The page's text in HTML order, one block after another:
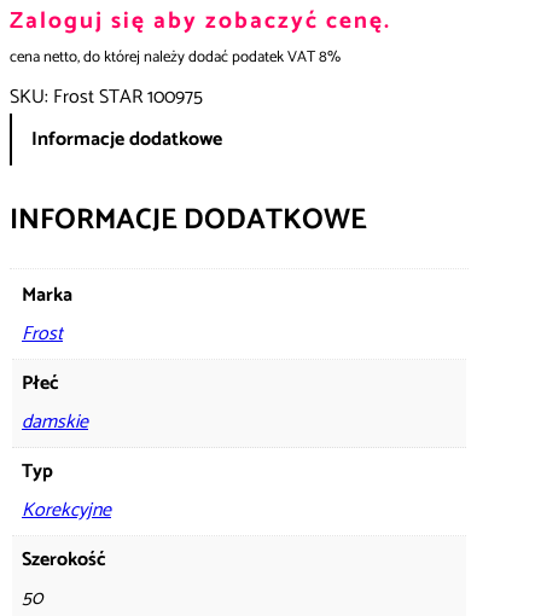
Zaloguj się aby zobaczyć cenę.
cena netto, do której należy dodać podatek VAT 8%
SKU: Frost STAR 100975
Informacje dodatkowe
INFORMACJE DODATKOWE
Marka
Frost
Płeć
damskie
Typ
Korekcyjne
Szerokość
50